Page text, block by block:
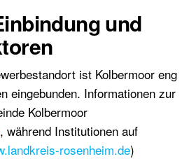
und
ist Kolbermoor eng
eingebunden. Informationen zur
Kolbermoor
während Institutionen auf
rosenheim.de)